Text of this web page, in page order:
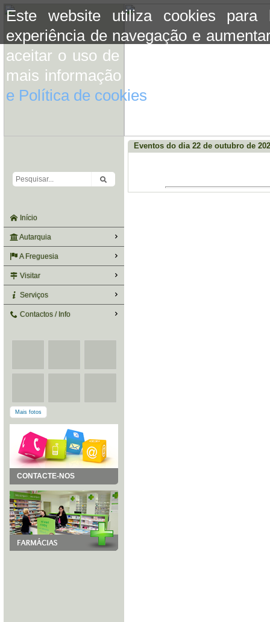
Este website utiliza cookies para
experiência de navegação e
aceitar o uso de cookies basta
mais informação consulte a
e Política de cookies
Início
Autarquia
A Freguesia
Visitar
Serviços
Contactos / Info
Mais fotos
CONTACTE-NOS
Eventos do dia 22 de outubro de